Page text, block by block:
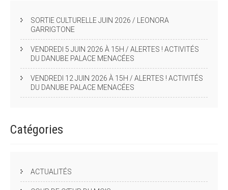
SORTIE CULTURELLE JUIN 2026 / LEONORA
GARRIGTONE
VENDREDI 5 JUIN 2026 À 15H / ALERTES ! ACTIVITÉS
DU DANUBE PALACE MENACÉES
VENDREDI 12 JUIN 2026 À 15H / ALERTES ! ACTIVITÉS
DU DANUBE PALACE MENACÉES
Catégories
ACTUALITÉS